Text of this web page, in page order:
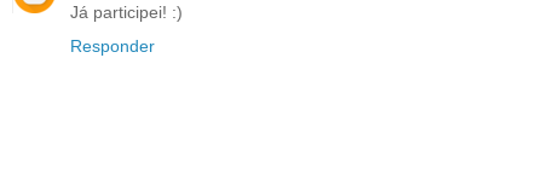
Já participei! :)
Responder